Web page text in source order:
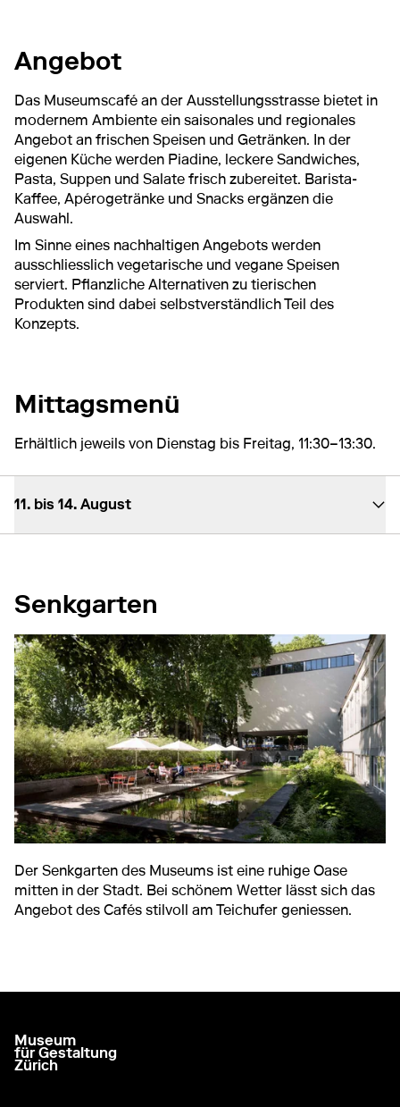
Angebot
Das Museumscafé an der Ausstellungsstrasse bietet in
modernem Ambiente ein saisonales und regionales
Angebot an frischen Speisen und Getränken. In der
eigenen Küche werden Piadine, leckere Sandwiches,
Pasta, Suppen und Salate frisch zubereitet. Barista-
Kaffee, Apérogetränke und Snacks ergänzen die
Auswahl.
Im Sinne eines nachhaltigen Angebots werden
ausschliesslich vegetarische und vegane Speisen
serviert. Pflanzliche Alternativen zu tierischen
Produkten sind dabei selbstverständlich Teil des
Konzepts.
Mittagsmenü
Erhältlich jeweils von Dienstag bis Freitag, 11:30–13:30.
11. bis 14. August
Senkgarten
Der Senkgarten des Museums ist eine ruhige Oase
mitten in der Stadt. Bei schönem Wetter lässt sich das
Angebot des Cafés stilvoll am Teichufer geniessen.
zur Startseite gehen
Museum
für Gestaltung
Zürich